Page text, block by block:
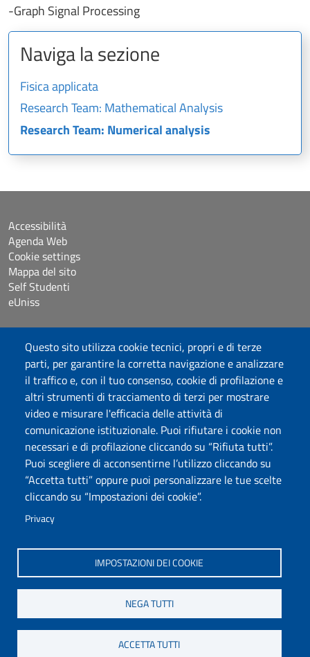
Questo sito utilizza cookie tecnici, propri e di terze
parti, per garantire la corretta navigazione e analizzare
il traffico e, con il tuo consenso, cookie di profilazione e
altri strumenti di tracciamento di terzi per mostrare
video e misurare l'efficacia delle attività di
comunicazione istituzionale. Puoi rifiutare i cookie non
necessari e di profilazione cliccando su “Rifiuta tutti”.
Puoi scegliere di acconsentirne l’utilizzo cliccando su
“Accetta tutti” oppure puoi personalizzare le tue scelte
cliccando su “Impostazioni dei cookie”.
Privacy
IMPOSTAZIONI DEI COOKIE
NEGA TUTTI
ACCETTA TUTTI
-Graph Signal Processing
Naviga la sezione
Fisica applicata
Research Team: Mathematical Analysis
Research Team: Numerical analysis
Università degli Studi di Sassari
Dipartimento di Scienze chimiche, fisiche, matematiche e
naturali
Via Vienna 2, 07100 Sassari
Tel./Fax: +39 079 229535/+39 079 228625
www.uniss.it
Accessibilità
Agenda Web
Cookie settings
Mappa del sito
Self Studenti
eUniss
Dichiarazione di accessibilità
Posta elettronica @uniss.it
Protocollo
Seguici su